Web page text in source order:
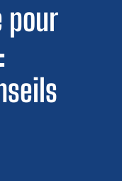
pour